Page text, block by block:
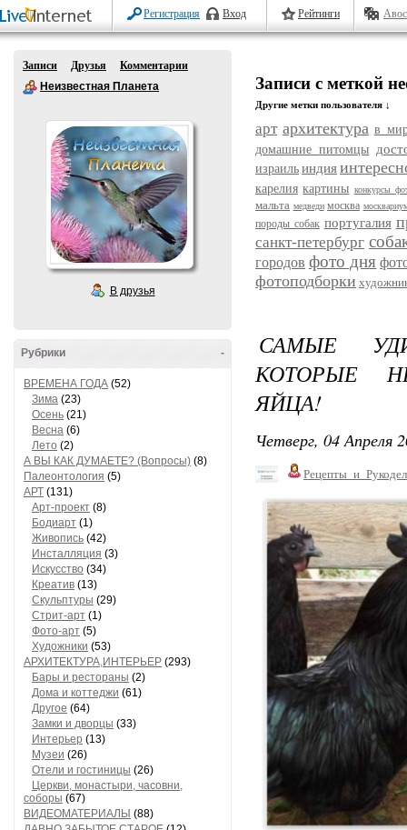
Регистрация Вход Рейтинги
Записи Друзья
Комментарии
Неизвестная Планета
В друзья
-
Рубрики
ВРЕМЕНА ГОДА (52)
Зима (23)
Осень (21)
Весна (6)
Лето (2)
А ВЫ КАК ДУМАЕТЕ? (Вопросы) (8)
Палеонтология (5)
АРТ (131)
Арт-проект (8)
Бодиарт (1)
Живопись (42)
Инсталляция (3)
Искусство (34)
Креатив (13)
Скульптуры (29)
Стрит-арт (1)
Фото-арт (5)
Художники (53)
АРХИТЕКТУРА,ИНТЕРЬЕР (293)
Бары и рестораны (2)
Дома и коттеджи (61)
Другое (64)
Замки и дворцы (33)
Интерьер (13)
Музеи (26)
Отели и гостиницы (26)
Церкви, монастыри, часовни,
соборы (67)
ВИДЕОМАТЕРИАЛЫ (88)
Записи с меткой
Другие метки пользователя ↓
арт архитектура в
домашние питомцы
израиль индия
карелия картины конкурсы
мальта медведи москва
породы собак португалия
санкт-петербург
городов фото дня
фотоподборки
САМЫЕ
КОТОРЫЕ
ЯЙЦА!
Четверг, 04 Апреля